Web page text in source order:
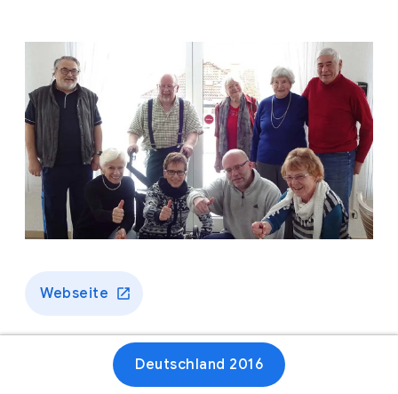
Webseite
Deutschland 2016